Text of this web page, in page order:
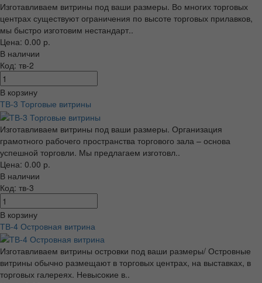
Изготавливаем витрины под ваши размеры. Во многих торговых
центрах существуют ограничения по высоте торговых прилавков,
мы быстро изготовим нестандарт..
Цена: 0.00 р.
В наличии
Код: тв-2
В корзину
ТВ-3 Торговые витрины
Изготавливаем витрины под ваши размеры. Организация
грамотного рабочего пространства торгового зала – основа
успешной торговли. Мы предлагаем изготовл..
Цена: 0.00 р.
В наличии
Код: тв-3
В корзину
ТВ-4 Островная витрина
Изготавливаем витрины островки под ваши размеры/ Островные
витрины обычно размещают в торговых центрах, на выставках, в
торговых галереях. Невысокие в..